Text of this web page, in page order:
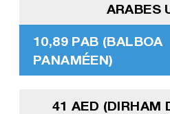
ARABES
10,89 PAB (BALBOA
PANAMÉEN)
41 AED (DIRHAM